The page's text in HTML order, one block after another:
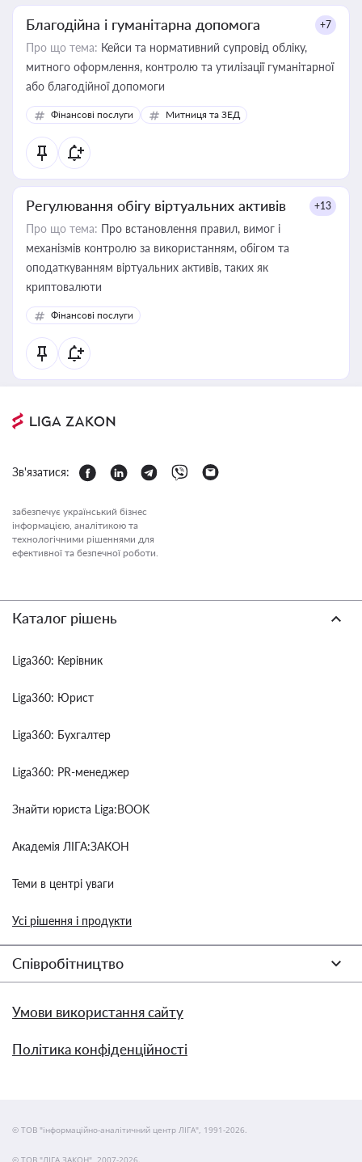
Благодійна і гуманітарна допомога +7
Про що тема: Кейси та нормативний супровід обліку,
митного оформлення, контролю та утилізації гуманітарної
або благодійної допомоги
Фінансові послуги Митниця та ЗЕД
Регулювання обігу віртуальних активів +13
Про що тема: Про встановлення правил, вимог і
механізмів контролю за використанням, обігом та
оподаткуванням віртуальних активів, таких як
криптовалюти
Фінансові послуги
Зв'язатися:
забезпечує український бізнес
інформацією, аналітикою та
технологічними рішеннями для
ефективної та безпечної роботи.
Каталог рішень
Liga360: Керівник
Liga360: Юрист
Liga360: Бухгалтер
Liga360: PR-менеджер
Знайти юриста Liga:BOOK
Академія ЛІГА:ЗАКОН
Теми в центрі уваги
Усі рішення і продукти
Співробітництво
Умови використання сайту
Політика конфіденційності
© ТОВ "інформаційно-аналітичний центр ЛІГА", 1991-2026.
© ТОВ "ЛІГА ЗАКОН", 2007-2026.